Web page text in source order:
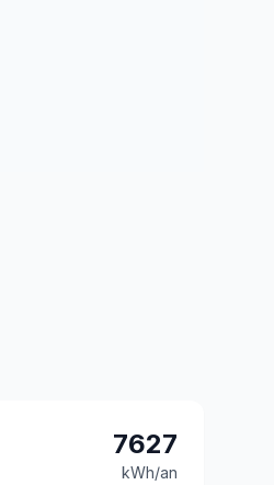
7627
kWh/an